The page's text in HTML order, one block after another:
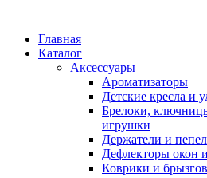
Главная
Каталог
Аксессуары
Ароматизаторы
Детские кресла и
Брелоки,
игрушки
Держатели и
Дефлекторы окон
Коврики и